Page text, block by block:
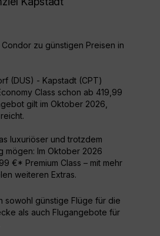
zu günstigen Preisen in
(DUS) - Kapstadt (CPT)
Class schon ab 419,99
gilt im Oktober 2026,
luxuriöser und trotzdem
mögen: Im Oktober 2026
€* Premium Class – mit mehr
weiteren Extras.
sowohl günstige Flüge für die
als auch Flugangebote für